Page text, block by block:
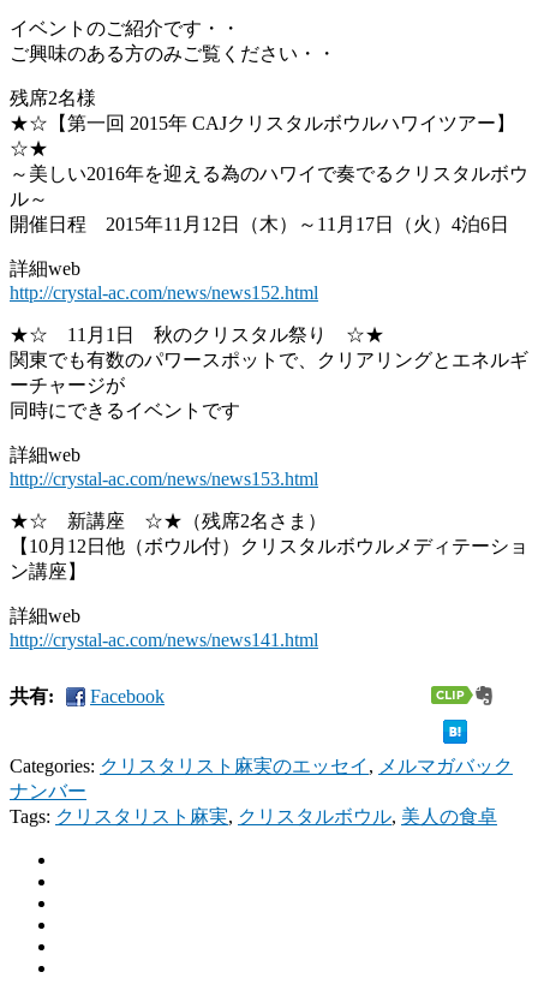
イベントのご紹介です・・
ご興味のある方のみご覧ください・・
残席2名様
★☆【第一回 2015年 CAJクリスタルボウルハワイツアー】
☆★
～美しい2016年を迎える為のハワイで奏でるクリスタルボウ
ル～
開催日程 2015年11月12日（木）～11月17日（火）4泊6日
詳細web
http://crystal-ac.com/news/news152.html
★☆ 11月1日 秋のクリスタル祭り ☆★
関東でも有数のパワースポットで、クリアリングとエネルギ
ーチャージが
同時にできるイベントです
詳細web
http://crystal-ac.com/news/news153.html
★☆ 新講座 ☆★（残席2名さま）
【10月12日他（ボウル付）クリスタルボウルメディテーショ
ン講座】
詳細web
http://crystal-ac.com/news/news141.html
共有: Facebook
Categories: クリスタリスト麻実のエッセイ , メルマガバック
ナンバー
Tags: クリスタリスト麻実, クリスタルボウル, 美人の食卓